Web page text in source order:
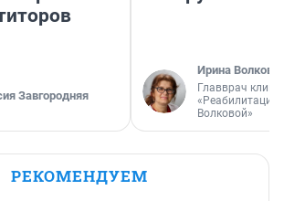
Завгородняя
Ирина Волкова
Главврач
«Реабилитация
Волковой»
РЕКОМЕНДУЕМ